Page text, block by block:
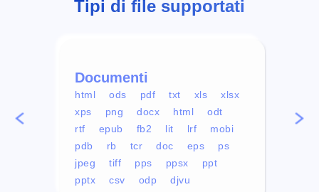
Tipi di file supportati
Documenti
html ods pdf txt xls
xlsx
xps
png docx html
odt
rtf
epub fb2 lit lrf
mobi
pdb
rb tcr doc eps
ps
jpeg
tiff pps ppsx
ppt
pptx
csv odp djvu
mp4